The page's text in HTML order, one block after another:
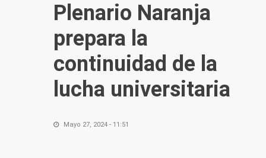
Plenario Naranja
prepara la
continuidad de la
lucha universitaria
Mayo 27, 2024 - 11:51